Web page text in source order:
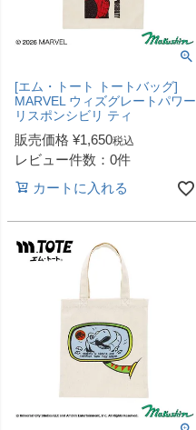
[エム・トート トートバッグ]
MARVEL ウィズグレートパワー
リスポンシビリ ティ
販売価格 ¥1,650税込
レビュー件数：0件
カートに入れる